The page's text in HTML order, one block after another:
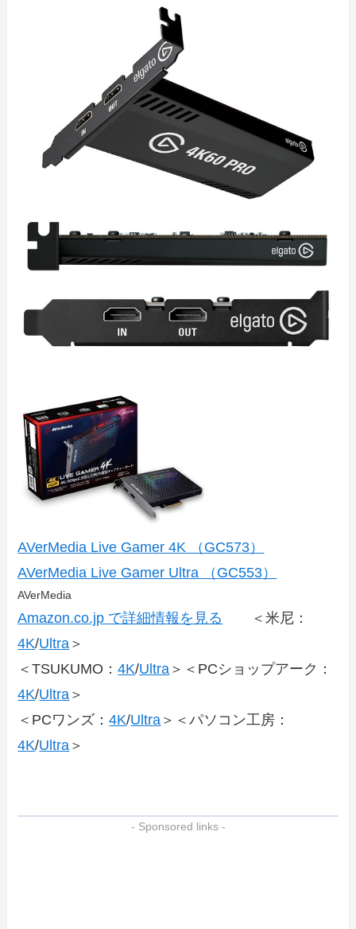
AVerMedia Live Gamer 4K （GC573）
AVerMedia Live Gamer Ultra （GC553）
AVerMedia
Amazon.co.jp で詳細情報を見る
＜米尼：
4K/Ultra ＞
＜TSUKUMO：4K/Ultra ＞＜PCショップアーク：
4K/Ultra ＞
＜PCワンズ：4K/Ultra ＞＜パソコン工房：
4K/Ultra ＞
- Sponsored links -